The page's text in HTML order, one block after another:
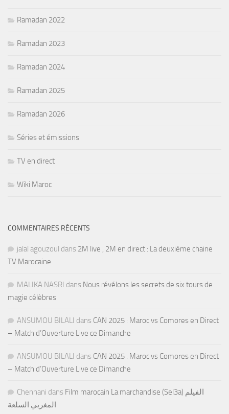
Ramadan 2022
Ramadan 2023
Ramadan 2024
Ramadan 2025
Ramadan 2026
Séries et émissions
TV en direct
Wiki Maroc
COMMENTAIRES RÉCENTS
jalal agouzoul dans 2M live , 2M en direct : La deuxième chaine
TV Marocaine
MALIKA NASRI dans Nous révélons les secrets de six tours de
magie célèbres
ANSUMOU BILALI dans CAN 2025 : Maroc vs Comores en Direct
– Match d’Ouverture Live ce Dimanche
ANSUMOU BILALI dans CAN 2025 : Maroc vs Comores en Direct
– Match d’Ouverture Live ce Dimanche
Chennani dans Film marocain La marchandise (Sel3a) الفيلم
المغربي السلعة